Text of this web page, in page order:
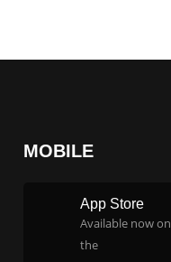
MOBILE
App Store
Available now on
the